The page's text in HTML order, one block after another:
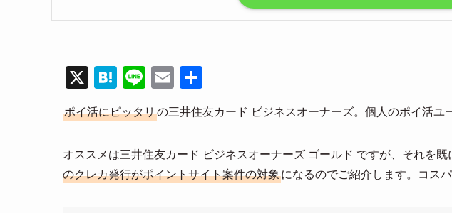
X H
at
e
n
a
Li
n
e
E
m
ail
有
ポイ活にピッタリの三井住友カード ビジネスオーナーズ。個人のポイ活ユ
オススメは三井住友カード ビジネスオーナーズ ゴールド ですが、それを既
のクレカ発行がポイントサイト案件の対象になるのでご紹介します。コス